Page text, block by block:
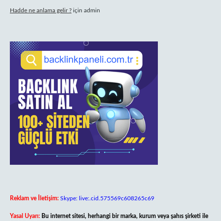
Hadde ne anlama gelir ? için admin
Reklam ve İletişim: Skype: live:.cid.575569c608265c69
Yasal Uyarı: Bu internet sitesi, herhangi bir marka, kurum veya şahıs şirketi ile